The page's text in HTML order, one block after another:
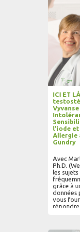
ICI ET
l'iode et
Allergie
Gundry
Avec
Ph.D.
les
grâce à
données
vous
répondre